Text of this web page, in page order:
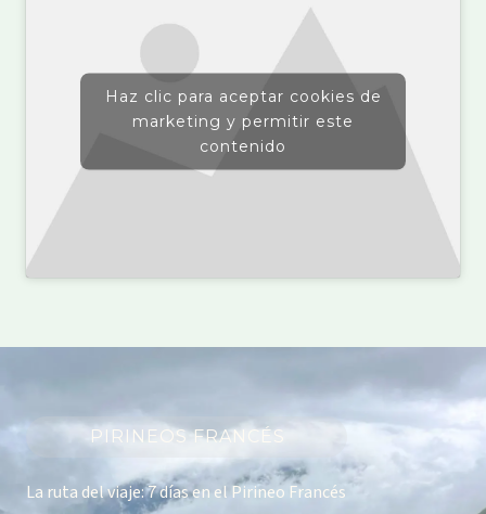
Haz clic para aceptar cookies de
marketing y permitir este
contenido
PIRINEOS FRANCÉS
La ruta del viaje: 7 días en el Pirineo Francés